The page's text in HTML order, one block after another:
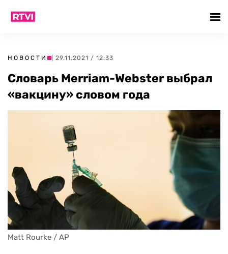
НОВОСТИ | 29.11.2021 / 12:33
Словарь Merriam-Webster выбрал
«вакцину» словом года
Matt Rourke / AP